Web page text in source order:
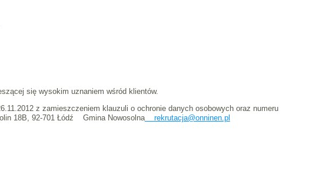
się wysokim uznaniem wśród klientów.
z zamieszczeniem klauzuli o ochronie danych osobowych oraz numeru
18B, 92-701 Łódź Gmina Nowosolnarekrutacja@onninen.pl